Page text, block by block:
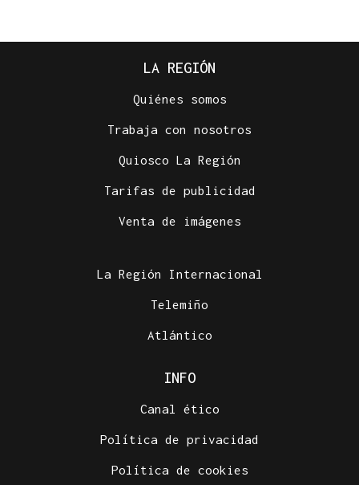
LA REGIÓN
Quiénes somos
Trabaja con nosotros
Quiosco La Región
Tarifas de publicidad
Venta de imágenes
La Región Internacional
Telemiño
Atlántico
INFO
Canal ético
Política de privacidad
Política de cookies